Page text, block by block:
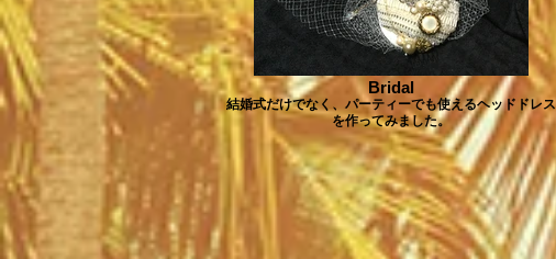
Bridal
結婚式だけでなく、パーティーでも使えるヘッドドレス
を作ってみました。